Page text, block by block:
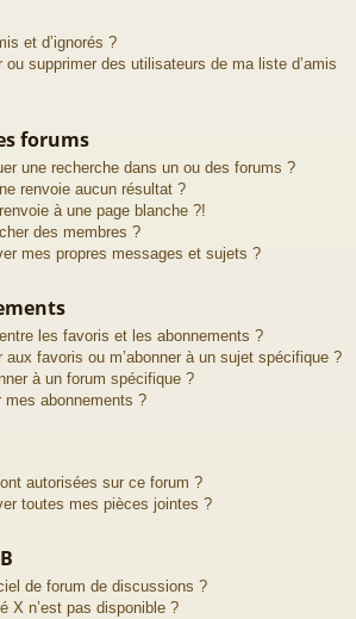
et d’ignorés ?
supprimer des utilisateurs de ma liste d’amis
forums
une recherche dans un ou des forums ?
renvoie aucun résultat ?
à une page blanche ?!
des membres ?
mes propres messages et sujets ?
les favoris et les abonnements ?
favoris ou m’abonner à un sujet spécifique ?
à un forum spécifique ?
mes abonnements ?
autorisées sur ce forum ?
toutes mes pièces jointes ?
de forum de discussions ?
X n’est pas disponible ?